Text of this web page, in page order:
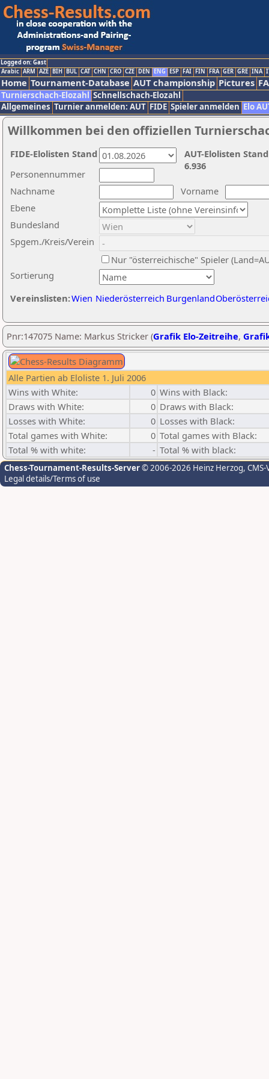
Logged on: Gast
Arabic ARM AZE BIH BUL CAT CHN CRO CZE DEN ENG ESP FAI FIN FRA GER GRE INA
Home Tournament-Database AUT championship Pictures
Turnierschach-Elozahl Schnellschach-Elozahl
Allgemeines Turnier anmelden: AUT FIDE Spieler anmelden Elo
Willkommen bei den offiziellen
Nachname
Vorname
Ebene
Sortierung
Personennummer
Bundesland
Spgem./Kreis/Verein
Nur "österreichische" Spieler
Vereinslisten:Wien Niederösterreich Burgenland
AUT-Elolisten
6.936
FIDE-Elolisten Stand
Pnr:147075 Name: Markus Stricker (Grafik Elo-Zeitreihe,
Alle Partien ab Eloliste 1. Juli 2006
Wins with White:
0 Wins with Black:
Draws with White:
0 Draws with Black:
Losses with White:
0 Losses with Black:
Total games with White:
0 Total games with Black:
Total % with white:
- Total % with black:
Chess-Tournament-Results-Server© 2006-2026 Heinz Herzog,
Legal details/Terms of use